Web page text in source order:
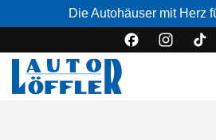
Die Autohäuser mit Herz